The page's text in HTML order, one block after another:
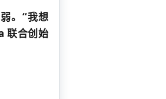
。 “我想
联合创始